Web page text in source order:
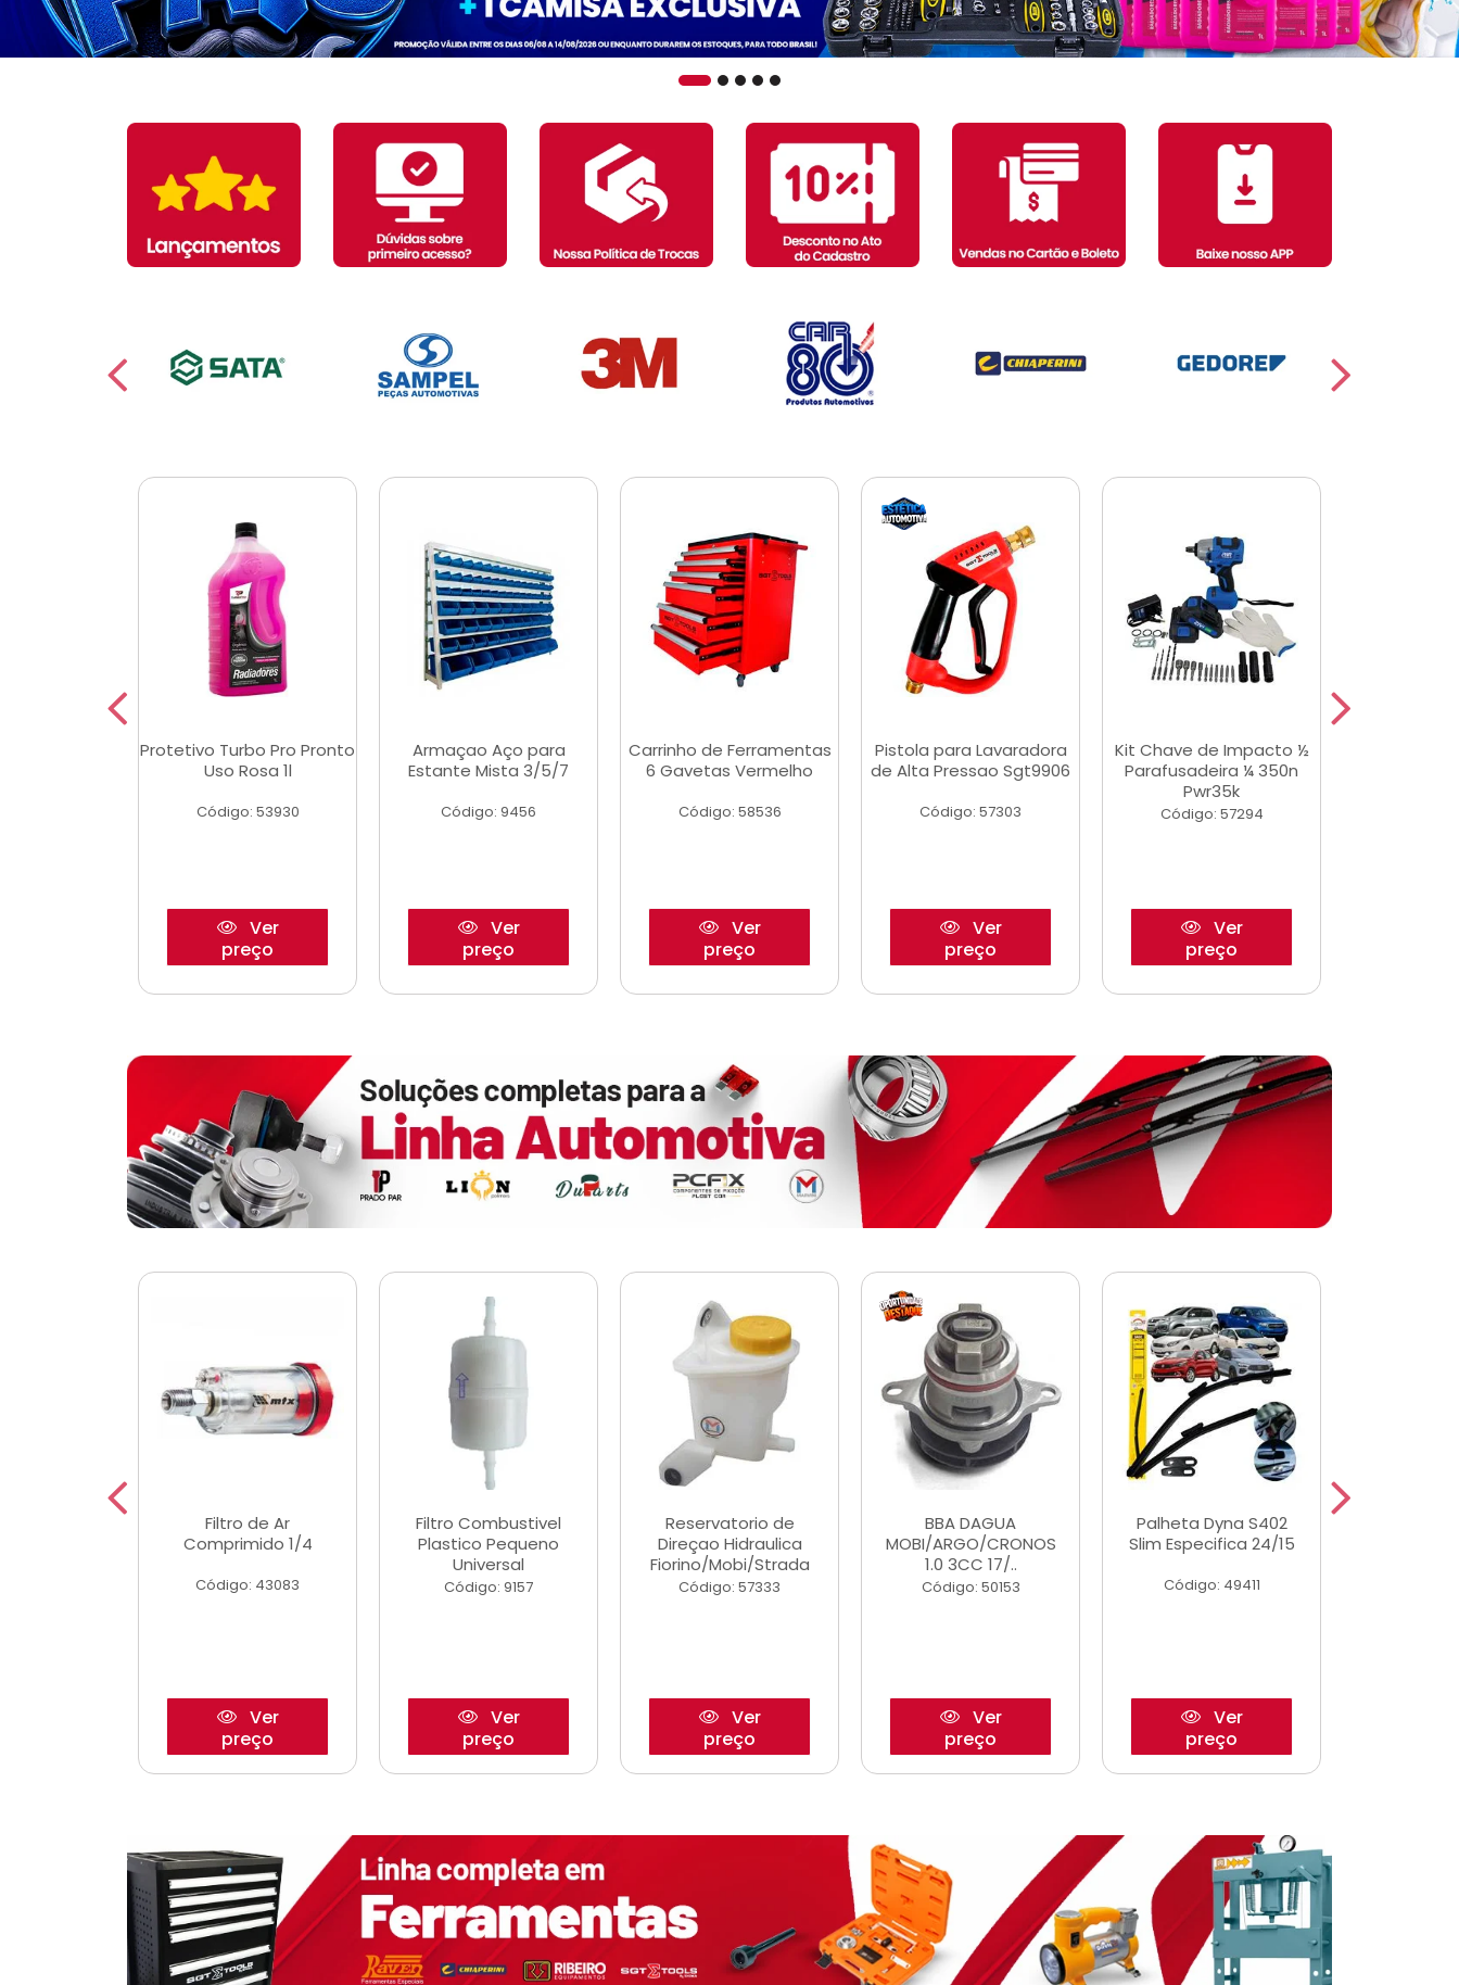
Protetivo Turbo Pro Pronto
Uso Rosa 1l
Código: 53930
Ver
preço
Armaçao Aço para
Estante Mista 3/5/7
Código: 9456
Ver
preço
Carrinho de Ferramentas
6 Gavetas Vermelho
Código: 58536
Ver
preço
Pistola para Lavaradora
de Alta Pressao Sgt9906
Código: 57303
Ver
preço
Kit Chave de Impacto ½
Parafusadeira ¼ 350n
Pwr35k
Código: 57294
Ver
preço
Filtro de Ar
Comprimido 1/4
Código: 43083
Ver
preço
Filtro Combustivel
Plastico Pequeno
Universal
Código: 9157
Ver
preço
Reservatorio de
Direçao Hidraulica
Fiorino/Mobi/Strada
Código: 57333
Ver
preço
BBA DAGUA
MOBI/ARGO/CRONOS
1.0 3CC 17/..
Código: 50153
Ver
preço
Palheta Dyna S402
Slim Especifica 24/15
Código: 49411
Ver
preço